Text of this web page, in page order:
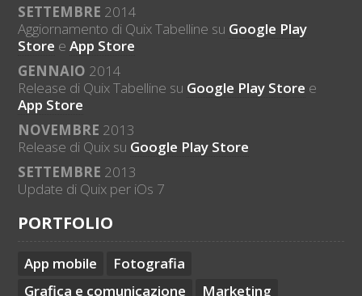
SETTEMBRE 2014
Aggiornamento di Quix Tabelline su Google Play
Store e App Store
GENNAIO 2014
Release di Quix Tabelline su Google Play Store e
App Store
NOVEMBRE 2013
Release di Quix su Google Play Store
SETTEMBRE 2013
Update di Quix per iOs 7
PORTFOLIO
App mobile
Fotografia
Grafica e comunicazione
Marketing